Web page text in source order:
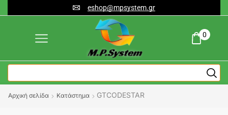
eshop@mpsystem.gr
0
Αρχική σελίδα Κατάστημα GTCODESTAR